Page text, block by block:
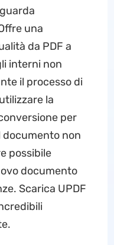
una
da PDF a
interni non
il processo di
la
per
non
possibile
documento
Scarica UPDF